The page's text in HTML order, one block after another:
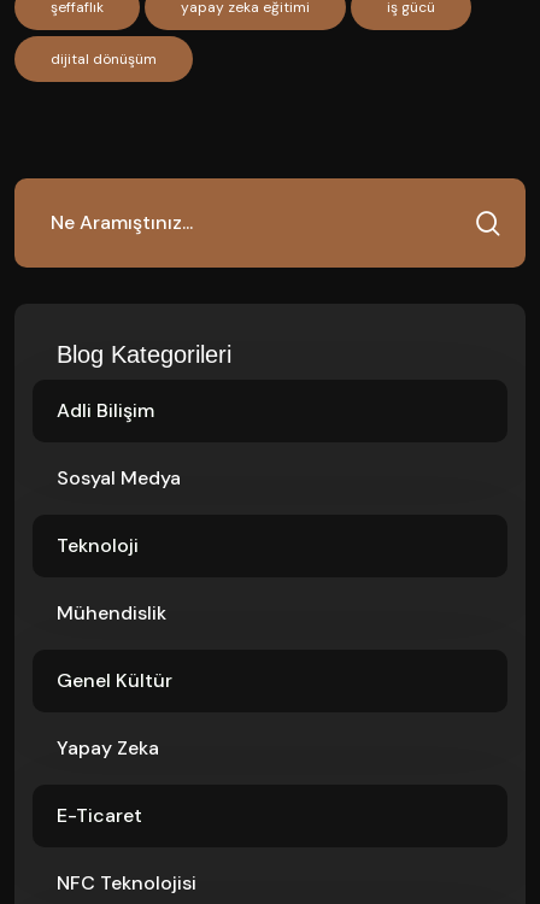
şeffaflık yapay zeka eğitimi iş gücü
dijital dönüşüm
Blog Kategorileri
Adli Bilişim
Sosyal Medya
Teknoloji
Mühendislik
Genel Kültür
Yapay Zeka
E-Ticaret
NFC Teknolojisi